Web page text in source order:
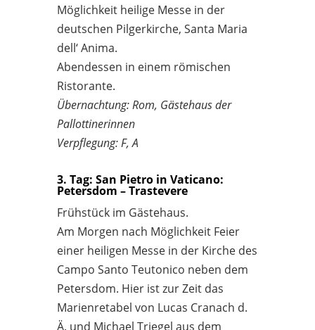
Möglichkeit heilige Messe in der
deutschen Pilgerkirche, Santa Maria
dell‘ Anima.
Abendessen in einem römischen
Ristorante.
Übernachtung: Rom, Gästehaus der
Pallottinerinnen
Verpflegung: F, A
3. Tag: San Pietro in Vaticano:
Petersdom – Trastevere
Frühstück im Gästehaus.
Am Morgen nach Möglichkeit Feier
einer heiligen Messe in der Kirche des
Campo Santo Teutonico neben dem
Petersdom. Hier ist zur Zeit das
Marienretabel von Lucas Cranach d.
Ä. und Michael Triegel aus dem